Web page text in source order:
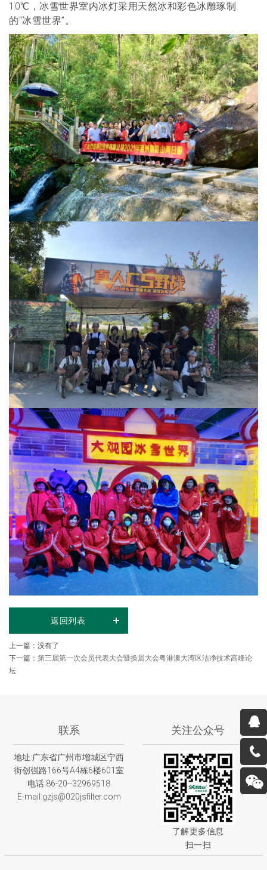
10℃，冰雪世界室内冰灯采用天然冰和彩色冰雕琢制
的“冰雪世界”。
返回列表
上一篇：没有了
下一篇： 第三届第一次会员代表大会暨换届大会粤港澳大湾区洁净技术高峰论
坛
联系
地址:广东省广州市增城区宁西
街创强路166号A4栋6楼601室
电话:86-20--32969518
E-mail:gzjs@020jsfilter.com
关注公众号
了解更多信息
扫一扫